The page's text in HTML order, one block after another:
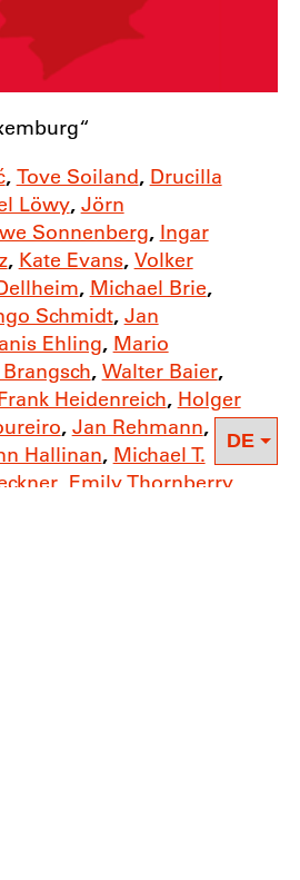
, Tove Soiland, Drucilla
Löwy, Jörn
Sonnenberg, Ingar
, Kate Evans, Volker
, Michael Brie,
Schmidt, Jan
Ehling, Mario
, Walter Baier,
Heidenreich, Holger
, Jan Rehmann,
Hallinan, Michael T.
, Emily Thornberry